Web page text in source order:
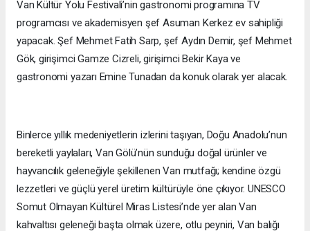
Van Kültür Yolu Festivali’nin gastronomi programına TV
programcısı ve akademisyen şef Asuman Kerkez ev sahipliği
yapacak. Şef Mehmet Fatih Sarp, şef Aydın Demir, şef Mehmet
Gök, girişimci Gamze Cizreli, girişimci Bekir Kaya ve
gastronomi yazarı Emine Tunadan da konuk olarak yer alacak.
Binlerce yıllık medeniyetlerin izlerini taşıyan, Doğu Anadolu’nun
bereketli yaylaları, Van Gölü’nün sunduğu doğal ürünler ve
hayvancılık geleneğiyle şekillenen Van mutfağı; kendine özgü
lezzetleri ve güçlü yerel üretim kültürüyle öne çıkıyor. UNESCO
Somut Olmayan Kültürel Miras Listesi’nde yer alan Van
kahvaltısı geleneği başta olmak üzere, otlu peyniri, Van balığı